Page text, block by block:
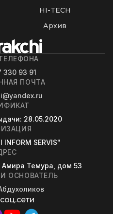
HI-TECH
Архив
330 93 91
ПОЧТА
: 28.05.2020
INFORM SERVIS"
Амира Темура, дом 53
ОСНОВАТЕЛЬ